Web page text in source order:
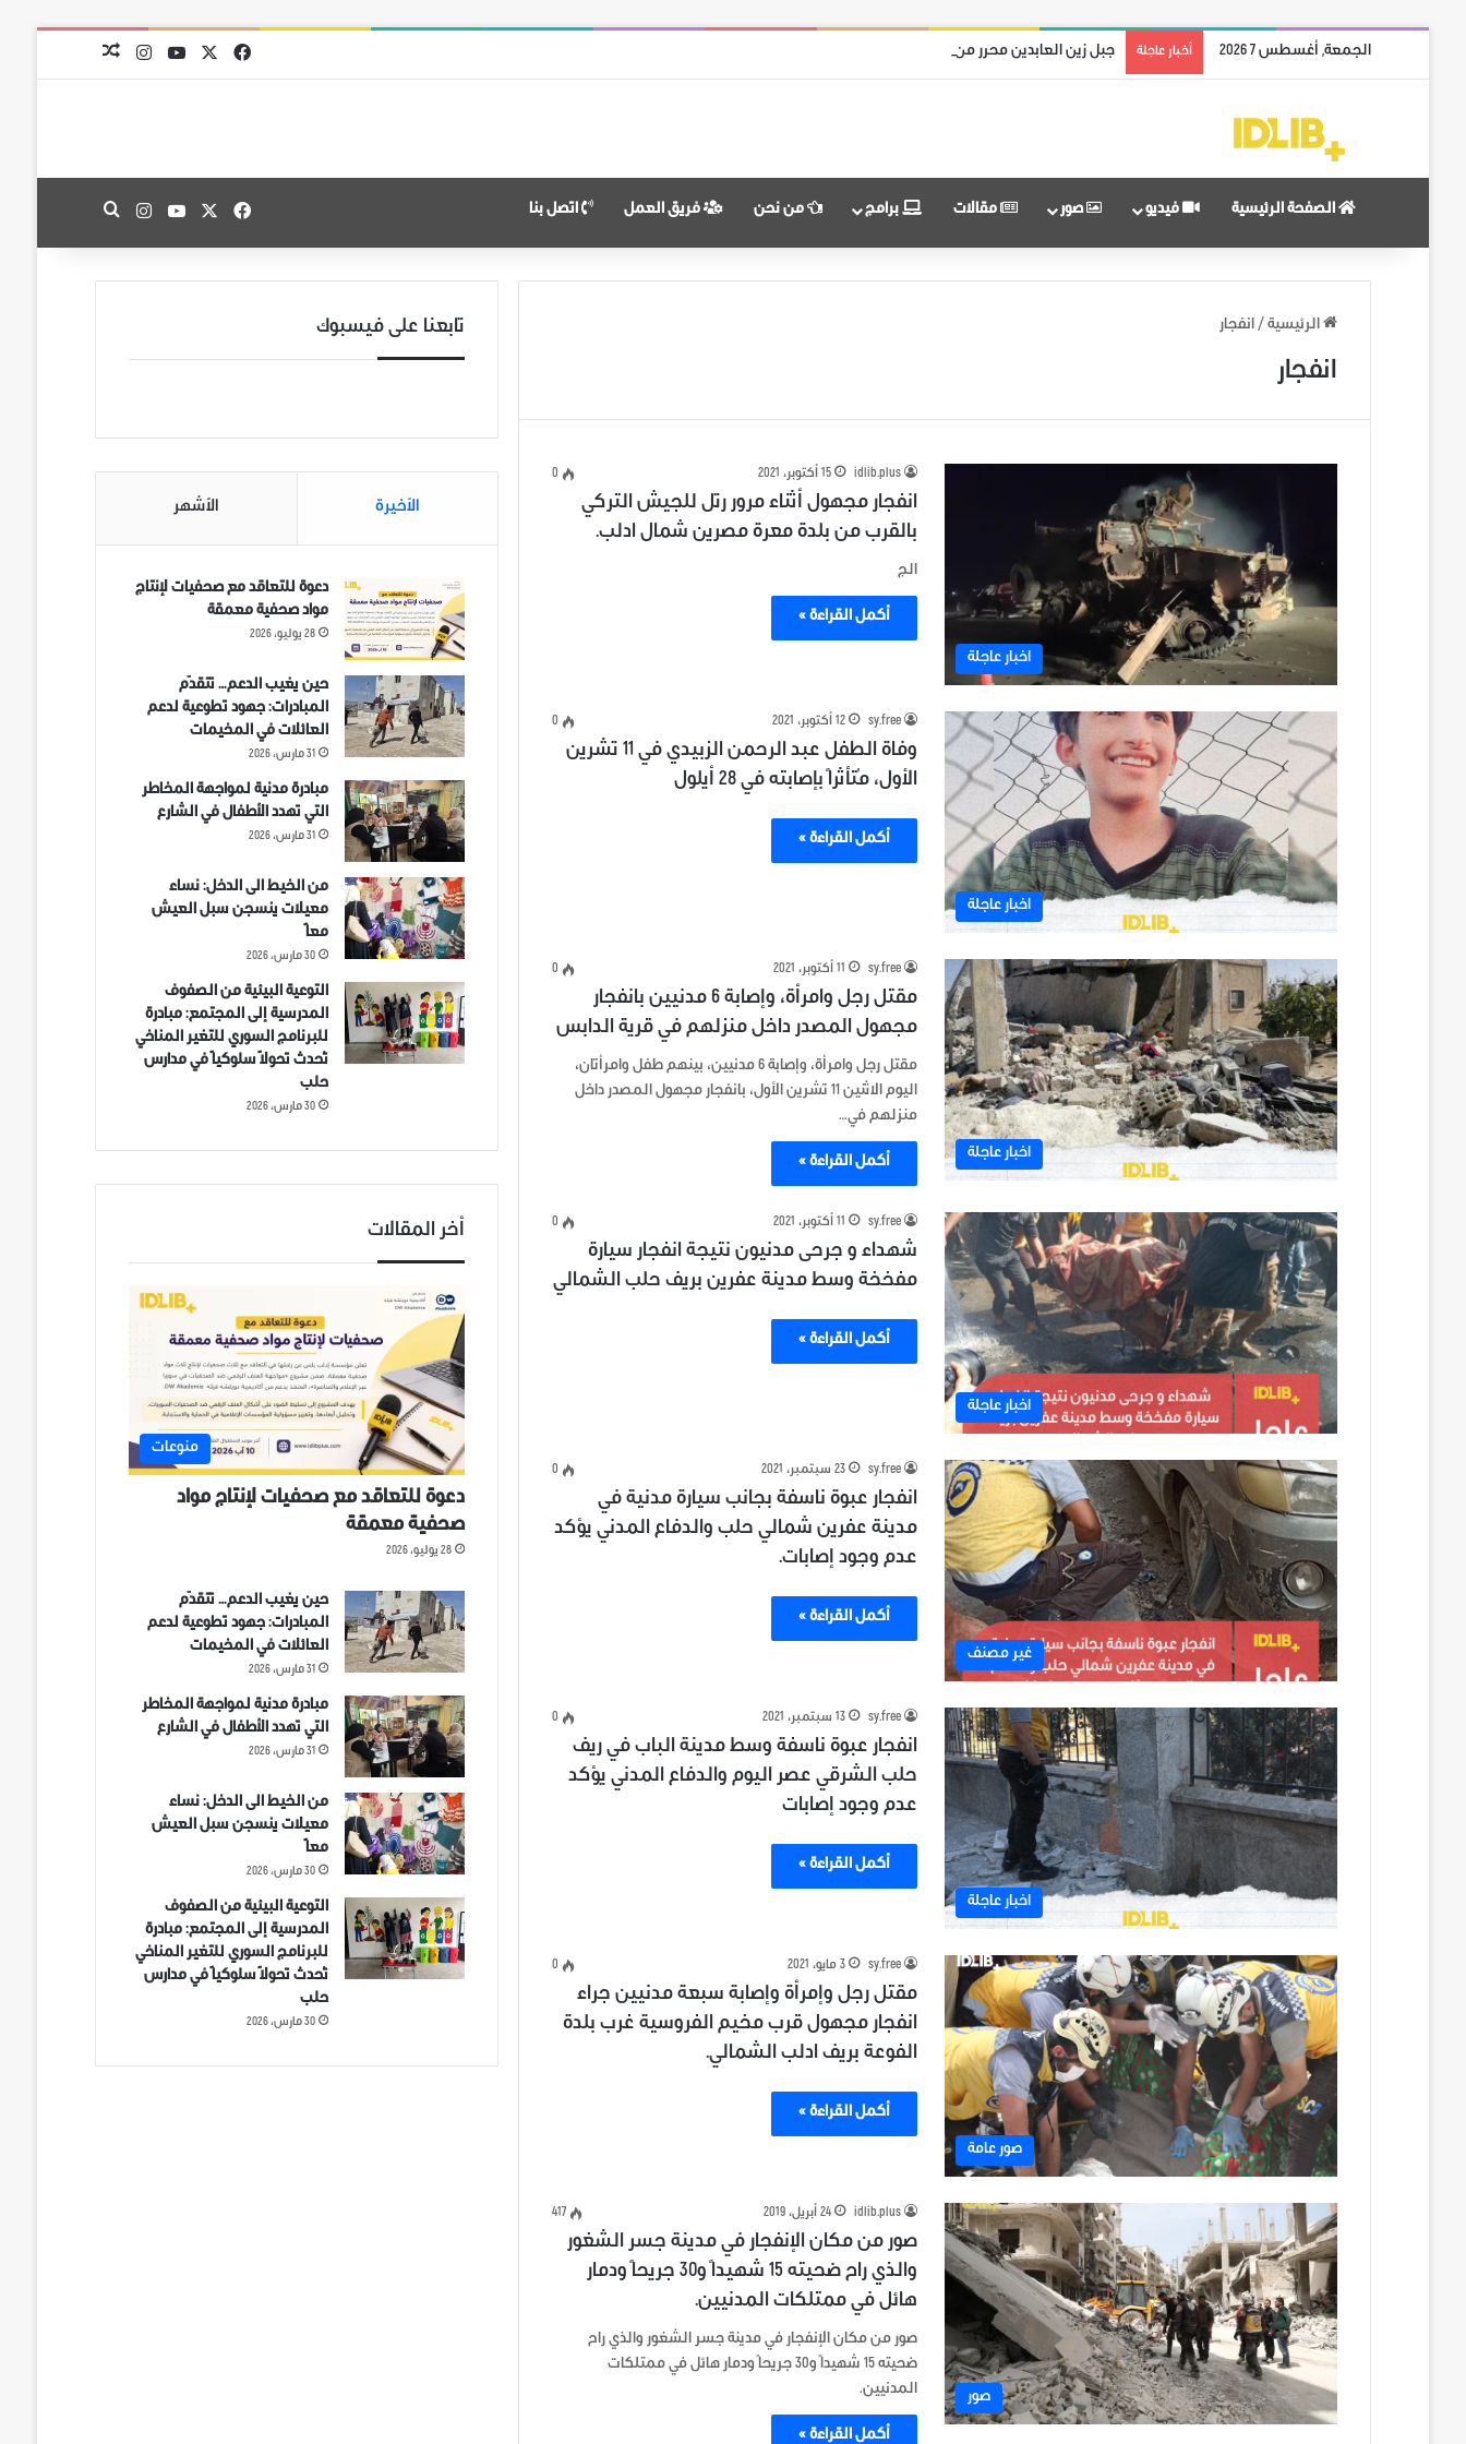
الجمعة, أغسطس 7 2026 أخبار عاجلة جبل زين العابدين محرر من قوات النظام وميليشياته فيسبوك
‫X
‫YouTubeانستقراممقال عشوائي
الصفحة الرئيسية فيديو صور مقالات برامج من نحن فريق العمل اتصل بنا فيسبوك
‫X
‫YouTubeانستقرامبحث عن
الرئيسية / انفجار
انفجار
اخبار عاجلة
idlib.plus 15 أكتوبر، 2021 0
انفجار مجهول أثناء مرور رتل للجيش التركي
بالقرب من بلدة معرة مصرين شمال ادلب.
الج
أكمل القراءة »
اخبار عاجلة
sy.free 12 أكتوبر، 2021 0
وفاة الطفل عبد الرحمن الزبيدي في 11 تشرين
الأول، مُتأثراً بإصابته في 28 أيلول
أكمل القراءة »
اخبار عاجلة
sy.free 11 أكتوبر، 2021 0
مقتل رجل وامرأة، وإصابة 6 مدنيين بانفجار
مجهول المصدر داخل منزلهم في قرية الدابس
مقتل رجل وامرأة، وإصابة 6 مدنيين، بينهم طفل وامرأتان،
اليوم الاثنين 11 تشرين الأول، بانفجار مجهول المصدر داخل
منزلهم في…
أكمل القراءة »
اخبار عاجلة
sy.free 11 أكتوبر، 2021 0
شهداء و جرحى مدنيون نتيجة انفجار سيارة
مفخخة وسط مدينة عفرين بريف حلب الشمالي
أكمل القراءة »
غير مصنف
sy.free 23 سبتمبر، 2021 0
انفجار عبوة ناسفة بجانب سيارة مدنية في
مدينة عفرين شمالي حلب والدفاع المدني يؤكد
عدم وجود إصابات.
أكمل القراءة »
اخبار عاجلة
sy.free 13 سبتمبر، 2021 0
انفجار عبوة ناسفة وسط مدينة الباب في ريف
حلب الشرقي عصر اليوم والدفاع المدني يؤكد
عدم وجود إصابات
أكمل القراءة »
صور عامة
sy.free 3 مايو، 2021 0
مقتل رجل وإمرأة وإصابة سبعة مدنيين جراء
انفجار مجهول قرب مخيم الفروسية غرب بلدة
الفوعة بريف ادلب الشمالي.
أكمل القراءة »
صور
idlib.plus 24 أبريل، 2019 417
صور من مكان الإنفجار في مدينة جسر الشغور
والذي راح ضحيته 15 شهيداً و30 جريحاً ودمار
هائل في ممتلكات المدنيين.
صور من مكان الإنفجار في مدينة جسر الشغور والذي راح
ضحيته 15 شهيداً و30 جريحاً ودمار هائل في ممتلكات
المدنيين.
أكمل القراءة »
تابعنا على فيسبوك
الأخيرة الأشهر
دعوة للتعاقد مع صحفيات لإنتاج
مواد صحفية معمقة
28 يوليو، 2026
حين يغيب الدعم… تتقدّم
المبادرات: جهود تطوعية لدعم
العائلات في المخيمات
31 مارس، 2026
مبادرة مدنية لمواجهة المخاطر
التي تهدد الأطفال في الشارع
31 مارس، 2026
من الخيط الى الدخل: نساء
معيلات ينسجن سبل العيش
معاً
30 مارس، 2026
التوعية البيئية من الصفوف
المدرسية إلى المجتمع: مبادرة
للبرنامج السوري للتغير المناخي
تُحدث تحولاً سلوكياً في مدارس
حلب
30 مارس، 2026
أخر المقالات
منوعات
دعوة للتعاقد مع صحفيات لإنتاج مواد
صحفية معمقة
28 يوليو، 2026
حين يغيب الدعم… تتقدّم
المبادرات: جهود تطوعية لدعم
العائلات في المخيمات
31 مارس، 2026
مبادرة مدنية لمواجهة المخاطر
التي تهدد الأطفال في الشارع
31 مارس، 2026
من الخيط الى الدخل: نساء
معيلات ينسجن سبل العيش
معاً
30 مارس، 2026
التوعية البيئية من الصفوف
المدرسية إلى المجتمع: مبادرة
للبرنامج السوري للتغير المناخي
تُحدث تحولاً سلوكياً في مدارس
حلب
30 مارس، 2026